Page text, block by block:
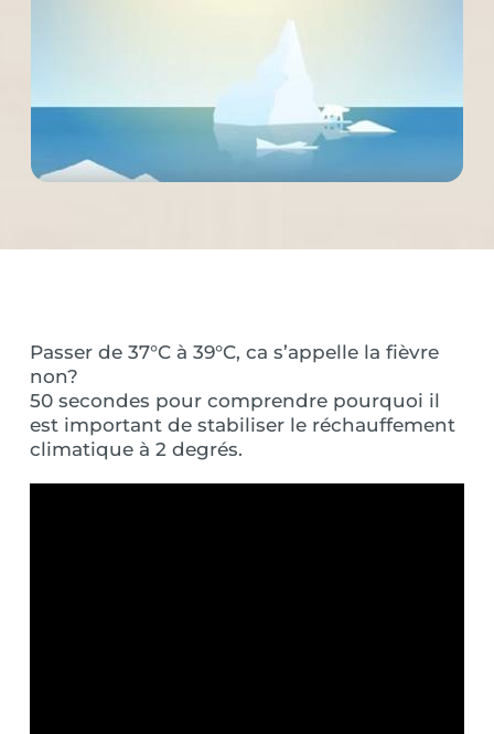
Passer de 37°C à 39°C, ca s’appelle la fièvre
non?
50 secondes pour comprendre pourquoi il
est important de stabiliser le réchauffement
climatique à 2 degrés.